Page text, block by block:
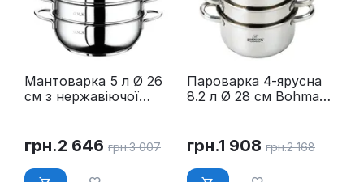
Мантоварка 5 л Ø 26
см з нержавіючої
грн.2 646 грн.3 007
Пароварка 4-ярусна
8.2 л Ø 28 см Bohmann
грн.1 908 грн.2 168